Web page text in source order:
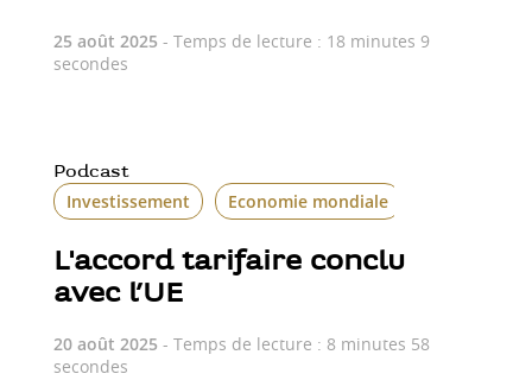
25 août 2025 - Temps de lecture : 18 minutes 9
secondes
Podcast
Investissement Economie mondiale
L'accord tarifaire conclu
avec l’UE
20 août 2025 - Temps de lecture : 8 minutes 58
secondes